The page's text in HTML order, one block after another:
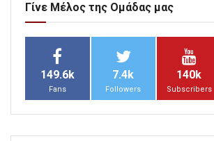
Γίνε Μέλος της Ομάδας μας
149.6k
Fans
7.4k
Followers
140k
Subscribers